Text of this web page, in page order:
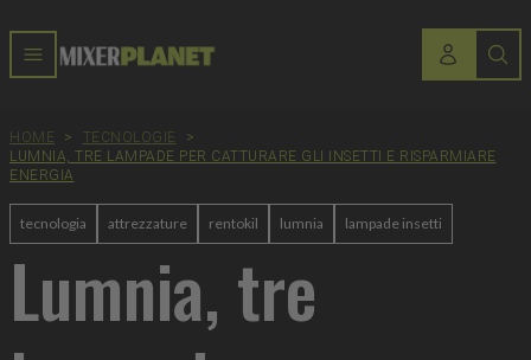
HOME > TECNOLOGIE
>
LUMNIA, TRE LAMPADE PER CATTURARE GLI INSETTI E RISPARMIARE
ENERGIA
tecnologia attrezzature rentokil lumnia lampade insetti
Lumnia, tre